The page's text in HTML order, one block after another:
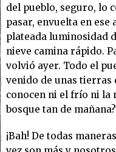
del pueblo, seguro, lo
pasar, envuelta en ese
plateada luminosidad
nieve camina rápido.
volvió ayer. Todo el
venido de unas tierras
conocen ni el frío ni la
bosque tan de mañana?
¡Bah! De todas